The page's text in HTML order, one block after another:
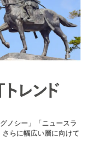
ノシー」「ニュースラ
らに幅広い層に向けて